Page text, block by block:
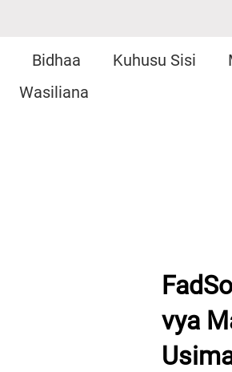
Bidhaa Kuhusu Sisi
Wasiliana
vya